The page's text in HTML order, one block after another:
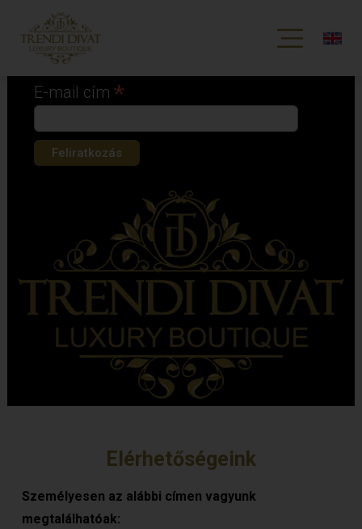
Iratkozz fel hírlevelünkre!
*
E-mail cím*
Elérhetőségeink
Személyesen az alábbi címen vagyunk
megtalálhatóak: